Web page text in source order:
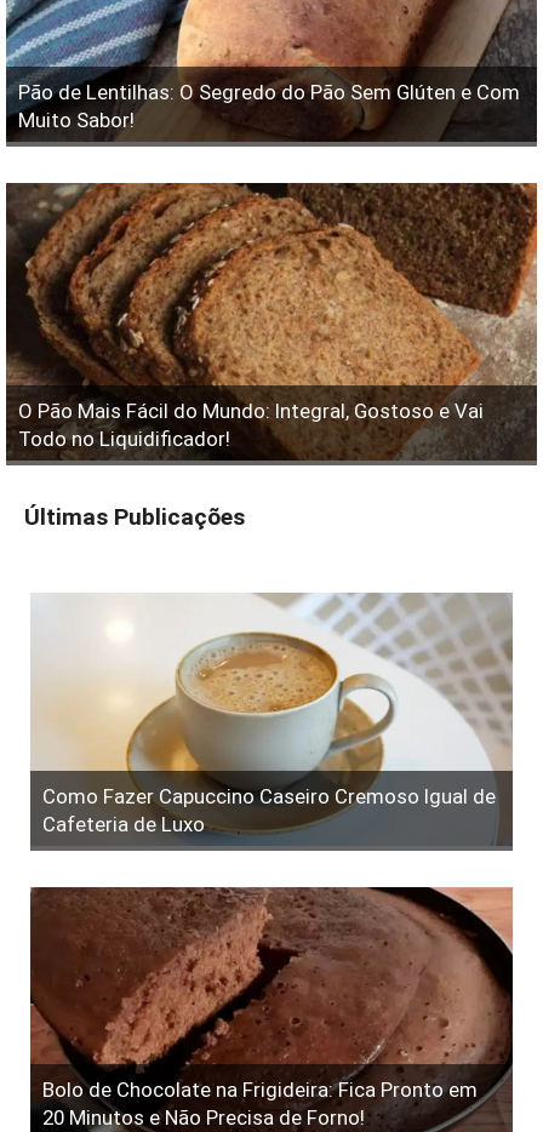
Pão de Lentilhas: O Segredo do Pão Sem Glúten e Com
Muito Sabor!
O Pão Mais Fácil do Mundo: Integral, Gostoso e Vai
Todo no Liquidificador!
Últimas Publicações
Como Fazer Capuccino Caseiro Cremoso Igual de
Cafeteria de Luxo
Bolo de Chocolate na Frigideira: Fica Pronto em
20 Minutos e Não Precisa de Forno!